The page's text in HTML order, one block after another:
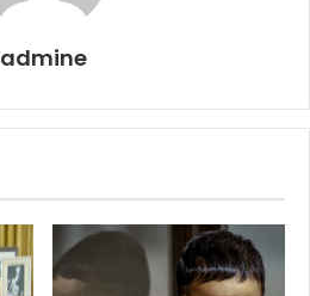
admine